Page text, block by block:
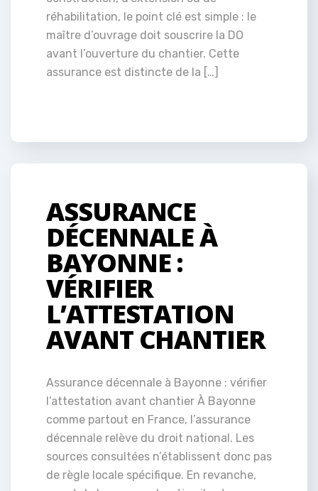
réhabilitation, le point clé est simple : le
maître d’ouvrage doit souscrire la DO
avant l’ouverture du chantier. Cette
assurance est distincte de la […]
ASSURANCE
DÉCENNALE À
BAYONNE :
VÉRIFIER
L’ATTESTATION
AVANT CHANTIER
Assurance décennale à Bayonne : vérifier
l’attestation avant chantier À Bayonne
comme partout en France, l’assurance
décennale relève du droit national. Les
sources consultées n’établissent donc pas
de règle locale spécifique. En revanche,